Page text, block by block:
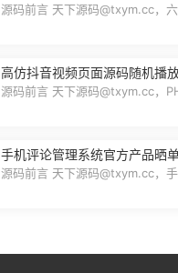
图解指定卦式自动排盘自适应
源码前言 天下源码@txym.cc，
高仿抖音视频页面源码随机播
切换美女小姐姐才艺表演自适
源码前言 天下源码@txym.cc，
手机评论管理系统官方产品晒
图秀体验秀互动秀买家在线评
源码前言 天下源码@txym.cc，